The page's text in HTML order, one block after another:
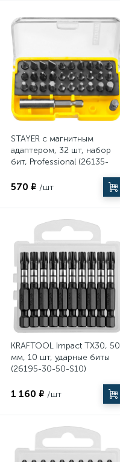
STAYER с магнитным
адаптером, 32 шт, набор
бит, Professional (26135-
570 ₽ /шт
KRAFTOOL Impact TX30, 50
мм, 10 шт, ударные биты
(26195-30-50-S10)
1 160 ₽ /шт